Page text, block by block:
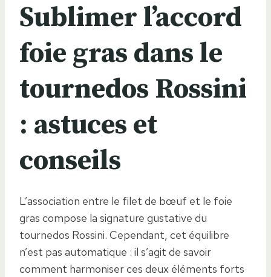
Sublimer l’accord
foie gras dans le
tournedos Rossini
: astuces et
conseils
L’association entre le filet de bœuf et le foie
gras compose la signature gustative du
tournedos Rossini. Cependant, cet équilibre
n’est pas automatique : il s’agit de savoir
comment harmoniser ces deux éléments forts